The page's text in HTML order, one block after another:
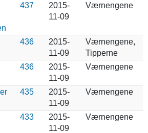
437
2015-
11-09
Værnengene
436
2015-
11-09
Værnengene,
Tipperne
436
2015-
11-09
Værnengene
435
2015-
11-09
Værnengene
433
2015-
11-09
Værnengene